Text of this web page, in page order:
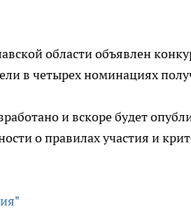
области объявлен
в четырех номинациях
и вскоре будет
о правилах участия и